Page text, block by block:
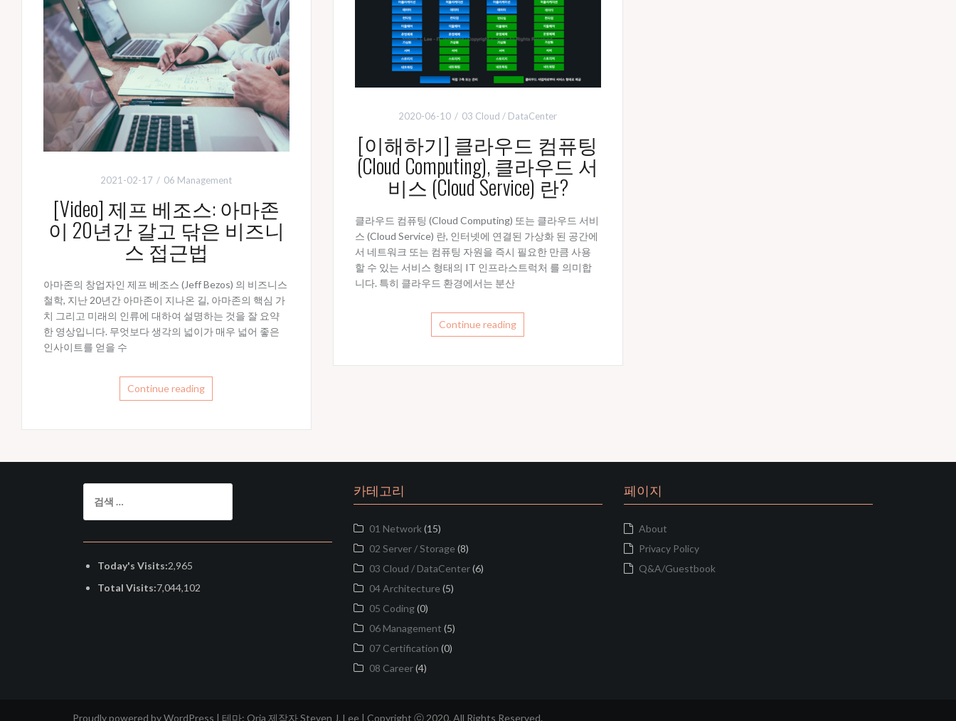
2021-02-17 06 Management
[Video] 제프 베조스: 아마존
이 20년간 갈고 닦은 비즈니
스 접근법
아마존의 창업자인 제프 베조스 (Jeff Bezos) 의 비즈니스
철학, 지난 20년간 아마존이 지나온 길, 아마존의 핵심 가
치 그리고 미래의 인류에 대하여 설명하는 것을 잘 요약
한 영상입니다. 무엇보다 생각의 넓이가 매우 넓어 좋은
인사이트를 얻을 수
Continue reading
2020-06-10 03 Cloud / DataCenter
[이해하기] 클라우드 컴퓨팅
(Cloud Computing), 클라우드 서
비스 (Cloud Service) 란?
클라우드 컴퓨팅 (Cloud Computing) 또는 클라우드 서비
스 (Cloud Service) 란, 인터넷에 연결된 가상화 된 공간에
서 네트워크 또는 컴퓨팅 자원을 즉시 필요한 만큼 사용
할 수 있는 서비스 형태의 IT 인프라스트럭처 를 의미합
니다. 특히 클라우드 환경에서는 분산
Continue reading
색:
Today's Visits:2,965
Total Visits:7,044,102
카테고리
01 Network (15)
02 Server / Storage (8)
03 Cloud / DataCenter(6)
04 Architecture (5)
05 Coding(0)
06 Management (5)
07 Certification (0)
08 Career(4)
페이지
About
Privacy Policy
Q&A/Guestbook
Proudly powered by WordPress | 테마: Oria 제작자 Steven J. Lee | Copyright ⓒ 2020. All Rights Reserved.